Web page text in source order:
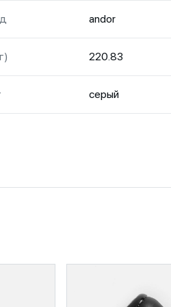
andor
220.83
серый